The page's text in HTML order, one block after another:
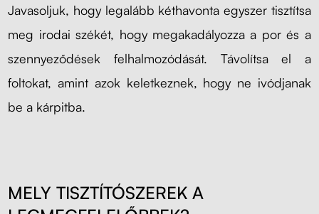
Javasoljuk, hogy legalább kéthavonta egyszer tisztítsa
meg irodai székét, hogy megakadályozza a por és a
szennyeződések felhalmozódását. Távolítsa el a
foltokat, amint azok keletkeznek, hogy ne ivódjanak
be a kárpitba.
MELY TISZTÍTÓSZEREK A